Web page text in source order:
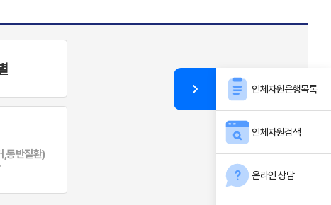
,동반질환)
인체자원은행목록
인체자원검색
온라인 상담